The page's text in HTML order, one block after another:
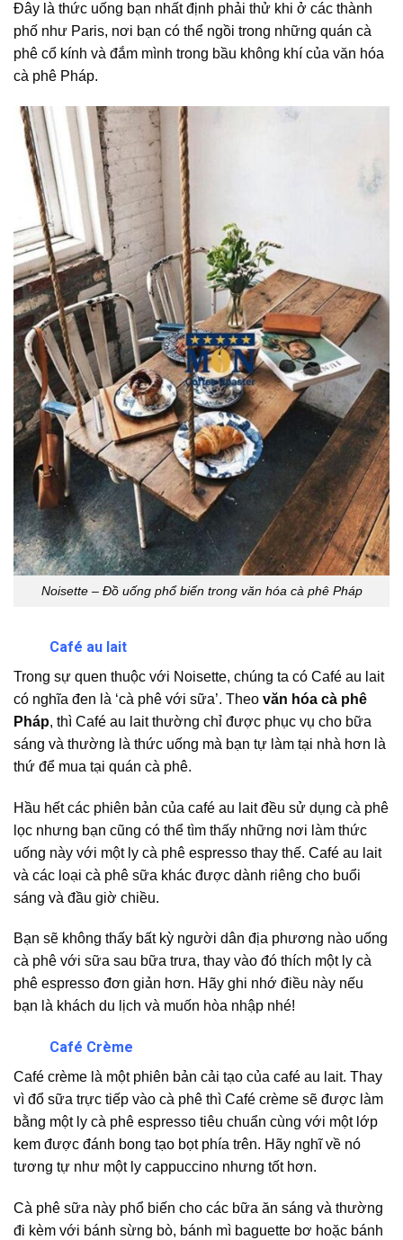
Đây là thức uống bạn nhất định phải thử khi ở các thành
phố như Paris, nơi bạn có thể ngồi trong những quán cà
phê cổ kính và đắm mình trong bầu không khí của văn hóa
cà phê Pháp.
Noisette – Đồ uống phổ biến trong văn hóa cà phê Pháp
Café au lait
Trong sự quen thuộc với Noisette, chúng ta có Café au lait
có nghĩa đen là ‘cà phê với sữa’. Theo văn hóa cà phê
Pháp, thì Café au lait thường chỉ được phục vụ cho bữa
sáng và thường là thức uống mà bạn tự làm tại nhà hơn là
thứ để mua tại quán cà phê.
Hầu hết các phiên bản của café au lait đều sử dụng cà phê
lọc nhưng bạn cũng có thể tìm thấy những nơi làm thức
uống này với một ly cà phê espresso thay thế. Café au lait
và các loại cà phê sữa khác được dành riêng cho buổi
sáng và đầu giờ chiều.
Bạn sẽ không thấy bất kỳ người dân địa phương nào uống
cà phê với sữa sau bữa trưa, thay vào đó thích một ly cà
phê espresso đơn giản hơn. Hãy ghi nhớ điều này nếu
bạn là khách du lịch và muốn hòa nhập nhé!
Café Crème
Café crème là một phiên bản cải tạo của café au lait. Thay
vì đổ sữa trực tiếp vào cà phê thì Café crème sẽ được làm
bằng một ly cà phê espresso tiêu chuẩn cùng với một lớp
kem được đánh bong tạo bọt phía trên. Hãy nghĩ về nó
tương tự như một ly cappuccino nhưng tốt hơn.
Cà phê sữa này phổ biến cho các bữa ăn sáng và thường
đi kèm với bánh sừng bò, bánh mì baguette bơ hoặc bánh